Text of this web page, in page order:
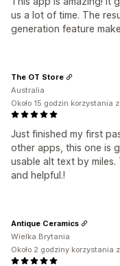
us a lot of time. The
generation feature
Just finished my first
other apps, this one is
usable alt text by
and helpful.!
The OT Store
Australia
Około 15 godzin korzystania
Antique Ceramics
Wielka Brytania
Około 2 godziny korzystania